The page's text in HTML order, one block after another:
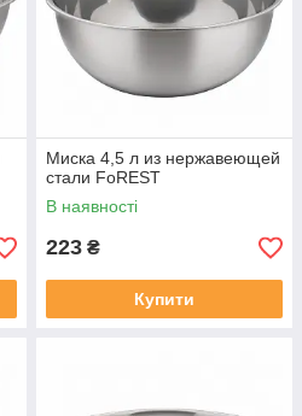
Миска 4,5 л из нержавеющей
стали FoREST
В наявності
223 ₴
Купити